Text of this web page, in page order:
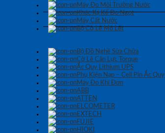
Máy Đo Môi Trường Nước
Khúc Xạ Kế Đo Ngọt
Máy Cất Nước
Bộ Cờ Lê Mỏ Lết
Bộ Đồ Nghề Sửa Chữa
Cờ Lê Cân Lực Torque
Ắc Quy Lithium UPS
Phụ Kiện Nạp – Cell Pin Ắc Quy
Máy Đo Khí Đơn
ABB
ATTEN
ELCOMETER
EXTECH
FUJIE
HIOKI